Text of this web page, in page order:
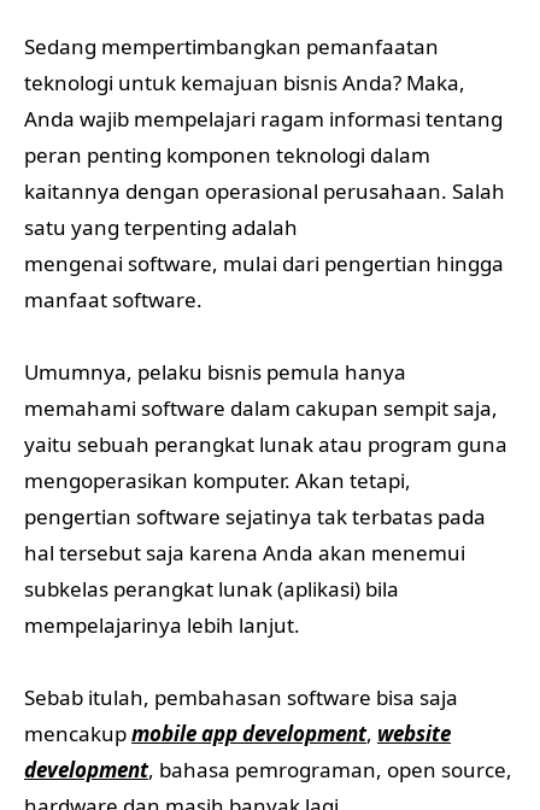
Sedang mempertimbangkan pemanfaatan
teknologi untuk kemajuan bisnis Anda? Maka,
Anda wajib mempelajari ragam informasi tentang
peran penting komponen teknologi dalam
kaitannya dengan operasional perusahaan. Salah
satu yang terpenting adalah
mengenai software, mulai dari pengertian hingga
manfaat software.
Umumnya, pelaku bisnis pemula hanya
memahami software dalam cakupan sempit saja,
yaitu sebuah perangkat lunak atau program guna
mengoperasikan komputer. Akan tetapi,
pengertian software sejatinya tak terbatas pada
hal tersebut saja karena Anda akan menemui
subkelas perangkat lunak (aplikasi) bila
mempelajarinya lebih lanjut.
Sebab itulah, pembahasan software bisa saja
mencakupmobile app development, website
development, bahasa pemrograman, open source,